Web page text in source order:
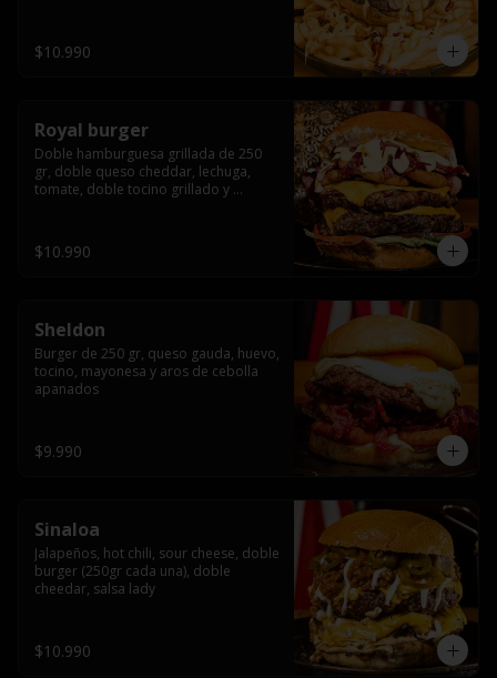
$10.990
Royal burger
Doble hamburguesa grillada de 250
gr, doble queso cheddar, lechuga,
tomate, doble tocino grillado y
salsa de queso cheddar.
$10.990
Sheldon
Burger de 250 gr, queso gauda, huevo,
tocino, mayonesa y aros de cebolla
apanados
$9.990
Sinaloa
Jalapeños, hot chili, sour cheese, doble
burger (250gr cada una), doble
cheedar, salsa lady
$10.990